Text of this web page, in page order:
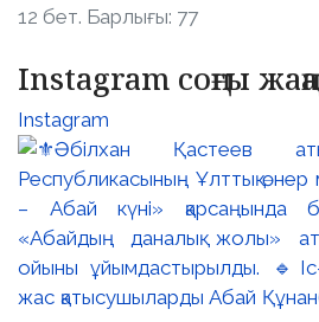
12 бет. Барлығы: 77
Instagram соңғы
Instagram